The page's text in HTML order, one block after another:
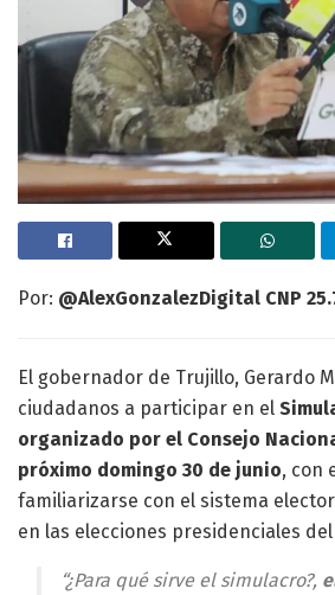
Por: @AlexGonzalezDigital CNP
El gobernador de Trujillo, Gerardo
ciudadanos a participar en el
organizado por el Consejo
próximo domingo 30 de junio, con
familiarizarse con el sistema
en las elecciones presidenciales del
“¿Para qué sirve el simulacro?,